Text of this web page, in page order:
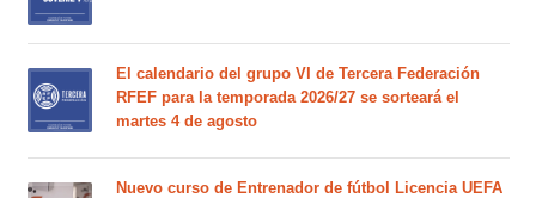
El calendario del grupo VI de Tercera Federación
RFEF para la temporada 2026/27 se sorteará el
martes 4 de agosto
Nuevo curso de Entrenador de fútbol Licencia UEFA